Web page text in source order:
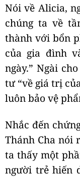
Nói về Alicia,
chúng ta về
thành với bổn
của gia đình
ngày.” Ngài
tư “về giá trị
luôn bảo vệ
Nhắc đến
Thánh Cha nói
ta thấy một
người trẻ hiến